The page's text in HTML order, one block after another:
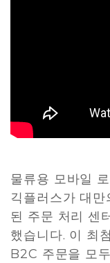
물류용 모바일
긱플러스가 대
된 주문 처리 센
했습니다. 이 최
B2C 주문을 모